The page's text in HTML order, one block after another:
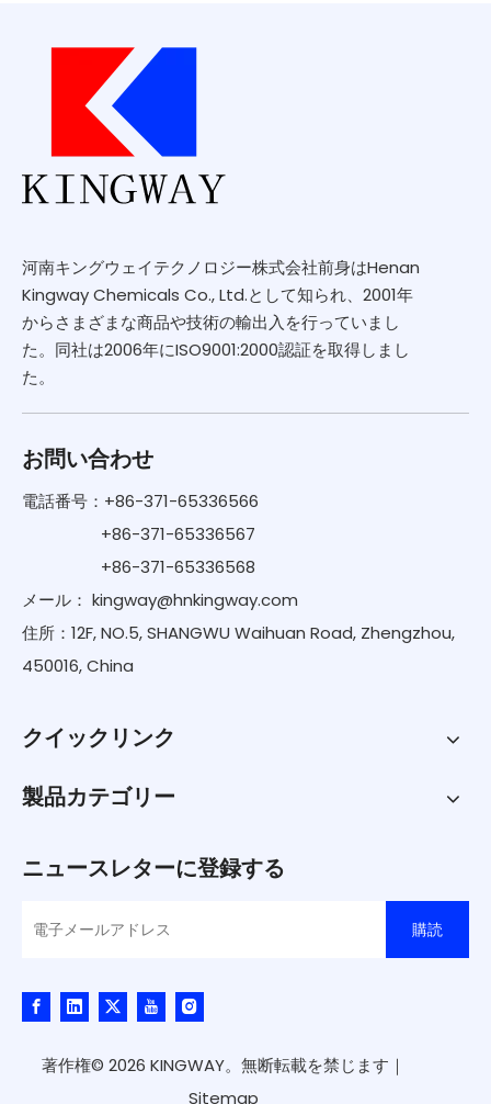
河南キングウェイテクノロジー株式会社前身はHenan
Kingway Chemicals Co., Ltd.として知られ、2001年
からさまざまな商品や技術の輸出入を行っていまし
た。同社は2006年にISO9001:2000認証を取得しまし
た。
お問い合わせ
電話番号：+86-371-65336566
+86-371-65336567
+86-371-65336568
メール： kingway@hnkingway.com
住所：12F, NO.5, SHANGWU Waihuan Road, Zhengzhou,
450016, China
クイックリンク
製品カテゴリー
ニュースレターに登録する
購読
著作権© 2026 KINGWAY。無断転載を禁じます｜
Sitemap